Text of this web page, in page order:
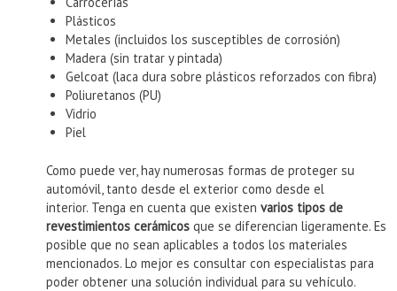
Plásticos
Metales (incluidos los susceptibles de corrosión)
Madera (sin tratar y pintada)
Gelcoat (laca dura sobre plásticos reforzados con fibra)
Poliuretanos (PU)
Vidrio
Piel
Como puede ver, hay numerosas formas de proteger su
automóvil, tanto desde el exterior como desde el
interior. Tenga en cuenta que existen varios tipos de
revestimientos cerámicosque se diferencian ligeramente. Es
posible que no sean aplicables a todos los materiales
mencionados. Lo mejor es consultar con especialistas para
poder obtener una solución individual para su vehículo.